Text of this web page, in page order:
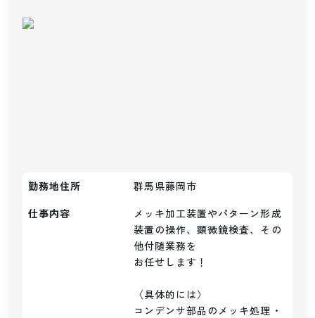
勤務地住所
群馬県藤岡市
仕事内容
メッキ加工装置やパターン形成
装置の操作、顕微鏡検査、その
他付随業務を
お任せします！
〈具体的には〉
コンデンサ部品のメッキ処理・